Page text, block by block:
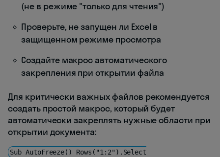
(не в режиме "только для чтения")
Проверьте, не запущен ли Excel в
защищенном режиме просмотра
Создайте макрос автоматического
закрепления при открытии файла
Для критически важных файлов рекомендуется
создать простой макрос, который будет
автоматически закреплять нужные области при
открытии документа:
Sub AutoFreeze() Rows("1:2").Select